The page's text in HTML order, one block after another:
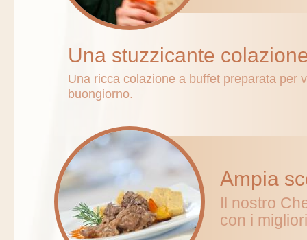
Una stuzzicante
Una ricca colazione a buffet preparata per
buongiorno.
Ampia
Il nostro
con i